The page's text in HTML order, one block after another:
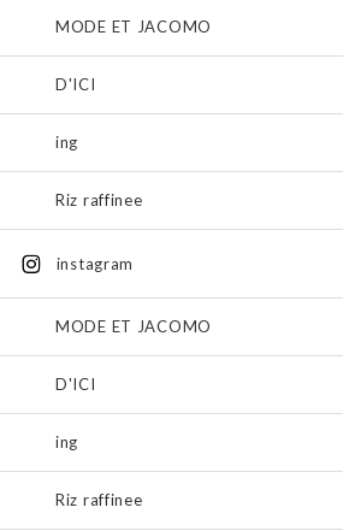
MODE ET JACOMO
D'ICI
ing
Riz raffinee
instagram
MODE ET JACOMO
D'ICI
ing
Riz raffinee